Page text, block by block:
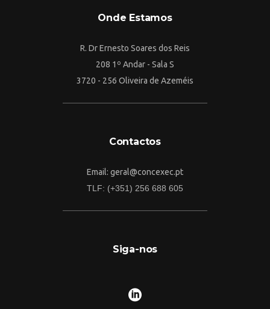
Onde Estamos
R. Dr Ernesto Soares dos Reis
208 1º Andar - Sala S
3720 - 256 Oliveira de Azeméis
Contactos
Email: geral@concexec.pt
TLF: (+351) 256 688 605
Siga-nos